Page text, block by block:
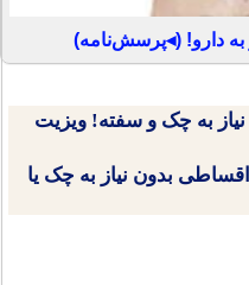
به دارو! (◂پرسش‌نامه)
به چک و سفته! ویزیت
اقساطی بدون نیاز به چک یا